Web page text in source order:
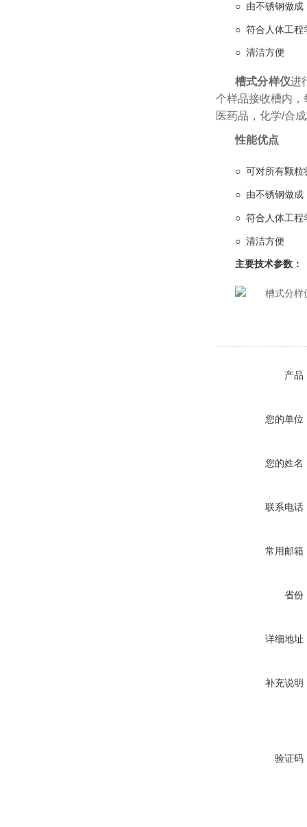
○ 由不锈钢做成
○ 符合人体工程
○ 清洁方便
槽式分样仪进
个样品接收槽内
医药品，化学/合
性能优点
○ 可对所有颗粒
○ 由不锈钢做成
○ 符合人体工程
○ 清洁方便
主要技术参数：
产品
您的单位
您的姓名
联系电话
常用邮箱
省份
详细地址
补充说明
验证码